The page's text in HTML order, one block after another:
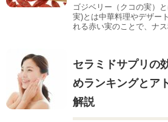
ゴジベリー（クコの実）
実)とは中華料理やデザー
れる赤い実のことで、ナ
セラミドサプリの
めランキングとア
解説